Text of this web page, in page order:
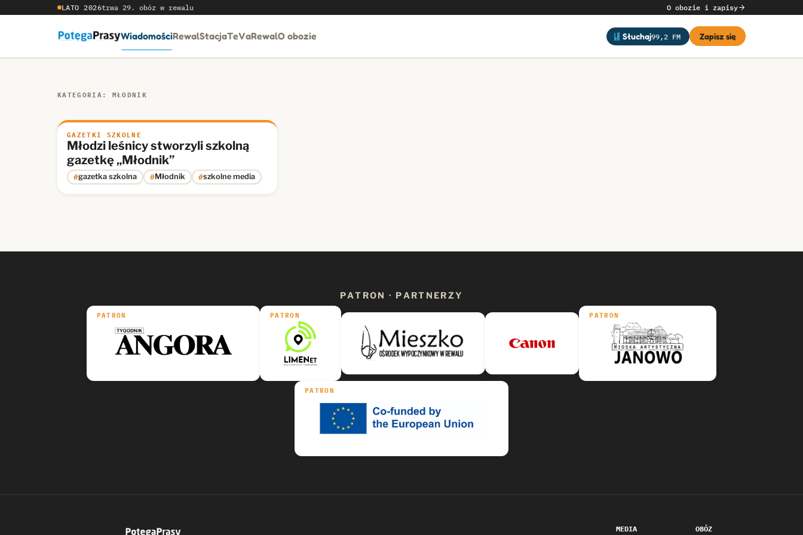
LATO 2026trwa 29. obóz w rewalu O obozie i zapisy
WiadomościRewalStacjaTeVaRewalO obozie Słuchaj99,2 FM Zapisz się
KATEGORIA: MŁODNIK
GAZETKI SZKOLNE
Młodzi leśnicy stworzyli szkolną
gazetkę „Młodnik”
#gazetka szkolna #Młodnik #szkolne media
PATRON · PARTNERZY
PATRON PATRON PATRON
PATRON
MEDIA
OBÓZ